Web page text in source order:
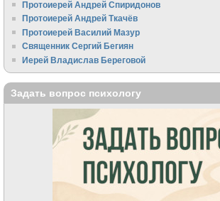
Протоиерей Андрей Спиридонов
Протоиерей Андрей Ткачёв
Протоиерей Василий Мазур
Священник Сергий Бегиян
Иерей Владислав Береговой
Задать вопрос психологу